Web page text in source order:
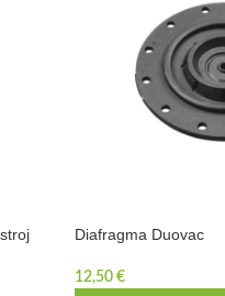
Diafragma Duovac
12,50 €